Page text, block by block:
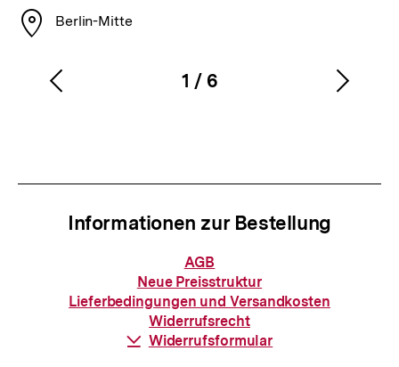
Stadt
Berlin-Mitte
Karussellinhalt
1
von
/ 6
Vorherigen
Informationen zur Bestellung
Informationen
zur
Bestellung
AGB
Neue Preisstruktur
Lieferbedingungen und Versandkosten
Widerrufsrecht
Download-
Widerrufsformular